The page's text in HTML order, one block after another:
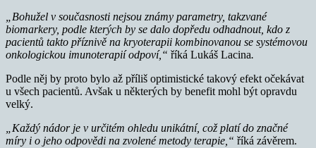
„Bohužel v současnosti nejsou známy parametry, takzvané
biomarkery, podle kterých by se dalo dopředu odhadnout, kdo z
pacientů takto příznivě na kryoterapii kombinovanou se systémovou
onkologickou imunoterapií odpoví,“ říká Lukáš Lacina.
Podle něj by proto bylo až příliš optimistické takový efekt očekávat
u všech pacientů. Avšak u některých by benefit mohl být opravdu
velký.
„Každý nádor je v určitém ohledu unikátní, což platí do značné
míry i o jeho odpovědi na zvolené metody terapie,“ říká závěrem.